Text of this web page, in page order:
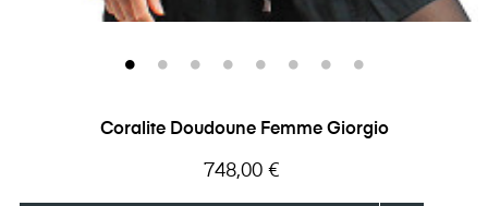
Coralite Doudoune Femme Giorgio
Prix
748,00 €